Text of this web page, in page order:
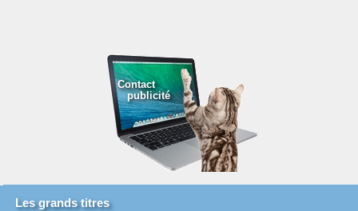
Contact
publicité
Les grands titres